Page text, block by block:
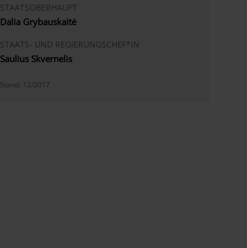
STAATSOBERHAUPT
Dalia Grybauskaitė
STAATS- UND REGIERUNGSCHEF*IN
Saulius Skvernelis
Stand: 12/2017